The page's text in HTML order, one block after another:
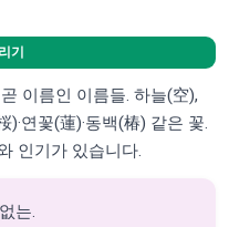
기
이름인 이름들. 하늘(空),
연꽃(蓮)·동백(椿) 같은 꽃.
인기가 있습니다.
는.